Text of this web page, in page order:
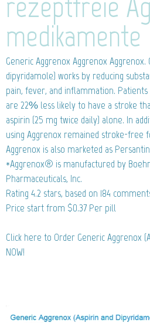
medikamente
Generic Aggrenox Aggrenox Aggrenox.
dipyridamole) works by reducing
pain, fever, and inflammation.
are 22% less likely to have a stroke
aspirin (25 mg twice daily) alone. In
using Aggrenox remained stroke-free
Aggrenox is also marketed as
*Aggrenox® is manufactured by
Pharmaceuticals, Inc.
Rating 4.2 stars, based on 184
Price start from $0.37 Per pill
Click here to Order Generic Aggrenox
NOW!